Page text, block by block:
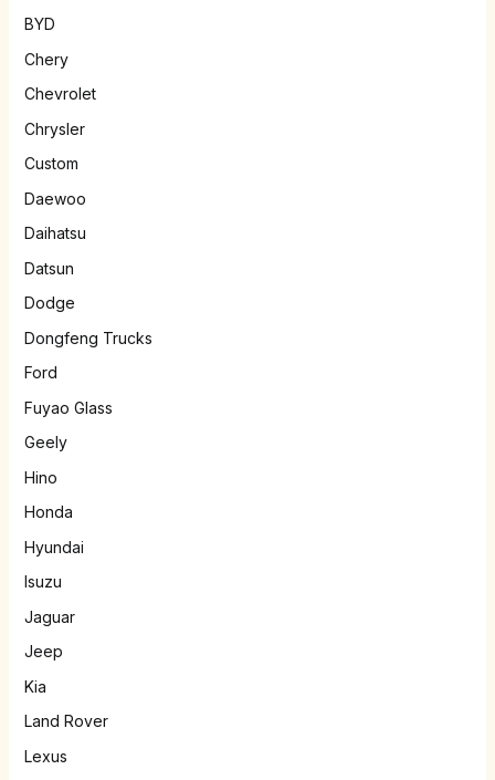
BYD
Chery
Chevrolet
Chrysler
Custom
Daewoo
Daihatsu
Datsun
Dodge
Dongfeng Trucks
Ford
Fuyao Glass
Geely
Hino
Honda
Hyundai
Isuzu
Jaguar
Jeep
Kia
Land Rover
Lexus